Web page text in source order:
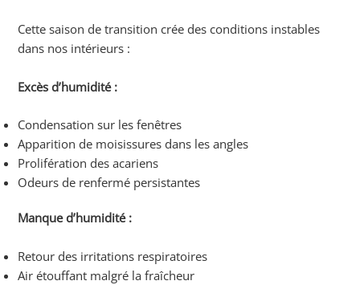
Cette saison de transition crée des conditions instables
dans nos intérieurs :
Excès d’humidité :
Condensation sur les fenêtres
Apparition de moisissures dans les angles
Prolifération des acariens
Odeurs de renfermé persistantes
Manque d’humidité :
Retour des irritations respiratoires
Air étouffant malgré la fraîcheur